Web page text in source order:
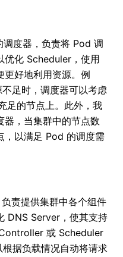
度器，负责将 Pod 调
优化 Scheduler，使用
更好地利用资源。例
足时，调度器可以考虑
足的节点上。此外，我
器，当集群中的节点数
，以满足 Pod 的调度需
责提供集群中各个组件
DNS Server，使其支持
或 Scheduler
据负载情况自动将请求